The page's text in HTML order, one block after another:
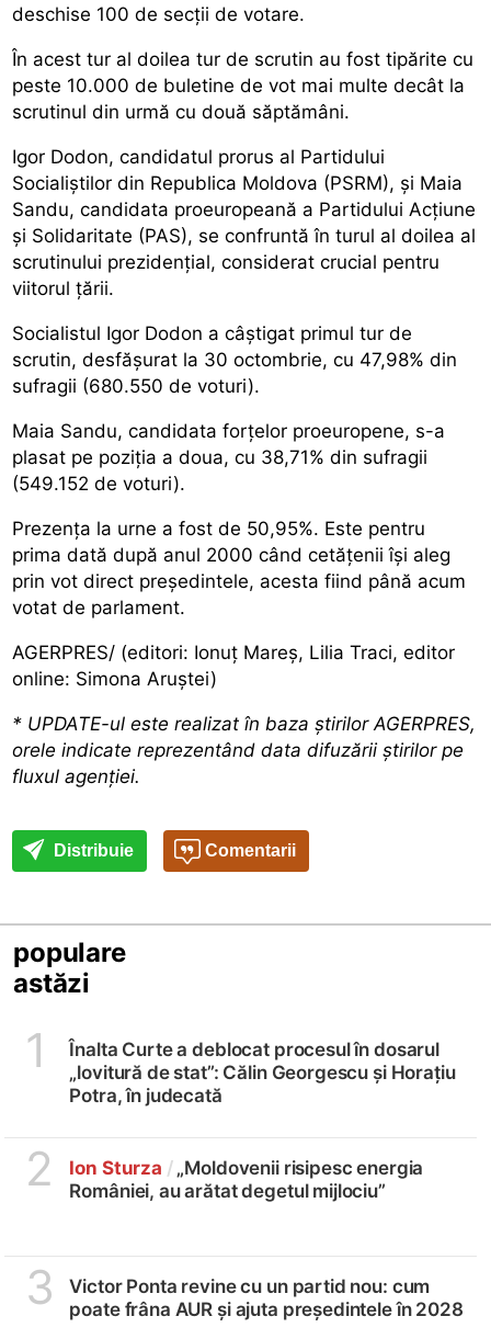
deschise 100 de secții de votare.
În acest tur al doilea tur de scrutin au fost tipărite cu
peste 10.000 de buletine de vot mai multe decât la
scrutinul din urmă cu două săptămâni.
Igor Dodon, candidatul prorus al Partidului
Socialiștilor din Republica Moldova (PSRM), și Maia
Sandu, candidata proeuropeană a Partidului Acțiune
și Solidaritate (PAS), se confruntă în turul al doilea al
scrutinului prezidențial, considerat crucial pentru
viitorul țării.
Socialistul Igor Dodon a câștigat primul tur de
scrutin, desfășurat la 30 octombrie, cu 47,98% din
sufragii (680.550 de voturi).
Maia Sandu, candidata forțelor proeuropene, s-a
plasat pe poziția a doua, cu 38,71% din sufragii
(549.152 de voturi).
Prezența la urne a fost de 50,95%. Este pentru
prima dată după anul 2000 când cetățenii își aleg
prin vot direct președintele, acesta fiind până acum
votat de parlament.
AGERPRES/ (editori: Ionuț Mareș, Lilia Traci, editor
online: Simona Aruștei)
* UPDATE-ul este realizat în baza știrilor AGERPRES,
orele indicate reprezentând data difuzării știrilor pe
fluxul agenției.
Distribuie Comentarii
populare
astăzi
1
Înalta Curte a deblocat procesul în dosarul
„lovitură de stat”: Călin Georgescu și Horațiu
Potra, în judecată
2 Ion Sturza /„Moldovenii risipesc energia
României, au arătat degetul mijlociu”
3
Victor Ponta revine cu un partid nou: cum
poate frâna AUR și ajuta președintele în 2028